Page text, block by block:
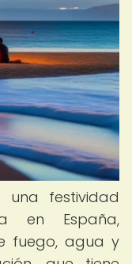
festividad
en España,
fuego, agua y